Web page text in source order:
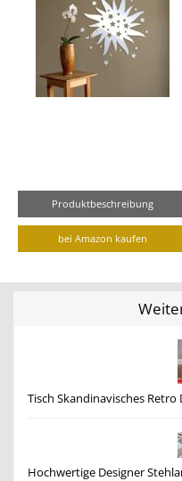
Produktbeschreibung
bei Amazon kaufen
Tisch Skandinavisches Retro
Hochwertige Designer